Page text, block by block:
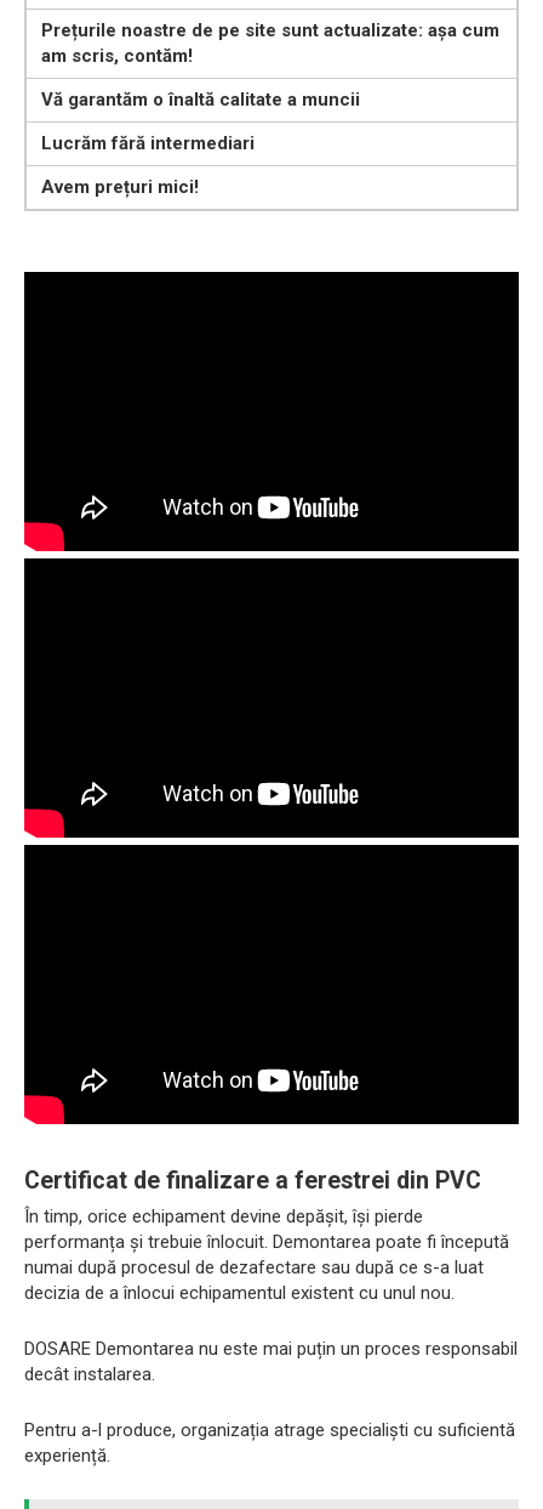
Prețurile noastre de pe site sunt actualizate: așa cum
am scris, contăm!
Vă garantăm o înaltă calitate a muncii
Lucrăm fără intermediari
Avem prețuri mici!
Certificat de finalizare a ferestrei din PVC
În timp, orice echipament devine depășit, își pierde
performanța și trebuie înlocuit. Demontarea poate fi începută
numai după procesul de dezafectare sau după ce s-a luat
decizia de a înlocui echipamentul existent cu unul nou.
DOSARE Demontarea nu este mai puțin un proces responsabil
decât instalarea.
Pentru a-l produce, organizația atrage specialiști cu suficientă
experiență.